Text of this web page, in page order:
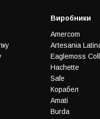
Виробники
Amercom
Artesania
Eaglemoss
Hachette
Safe
Корабел
Amati
Burda